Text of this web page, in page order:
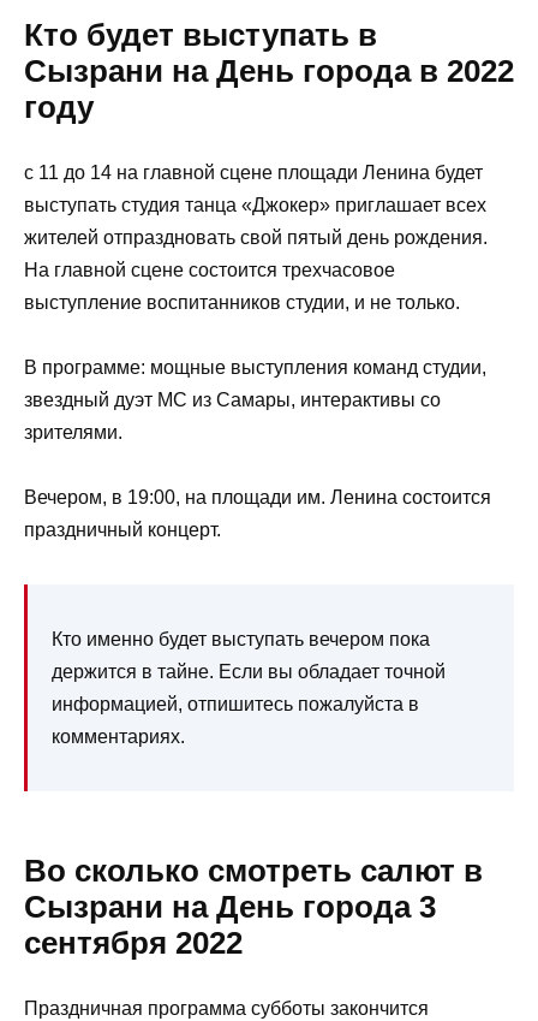
Кто будет выступать в
Сызрани на День города в 2022
году
с 11 до 14 на главной сцене площади Ленина будет
выступать студия танца «Джокер» приглашает всех
жителей отпраздновать свой пятый день рождения.
На главной сцене состоится трехчасовое
выступление воспитанников студии, и не только.
В программе: мощные выступления команд студии,
звездный дуэт МС из Самары, интерактивы со
зрителями.
Вечером, в 19:00, на площади им. Ленина состоится
праздничный концерт.
Кто именно будет выступать вечером пока
держится в тайне. Если вы обладает точной
информацией, отпишитесь пожалуйста в
комментариях.
Во сколько смотреть салют в
Сызрани на День города 3
сентября 2022
Праздничная программа субботы закончится